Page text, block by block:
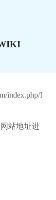
index.php/I
站地址进